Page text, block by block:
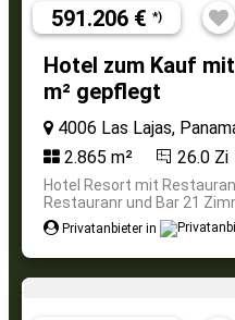
591.206 € *)
Hotel zum Kauf
m² gepflegt
4006 Las Lajas,
2.865 m² 26.0 Zi
Hotel Resort mit
Restauranr und Bar 21
Privatanbieter in